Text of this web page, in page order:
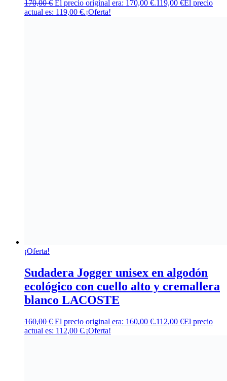
170,00€ El precio original era: 170,00 €.119,00 €El precio
actual es: 119,00 €.¡Oferta!
¡Oferta!
Sudadera Jogger unisex en algodón
ecológico con cuello alto y cremallera
blanco LACOSTE
160,00€ El precio original era: 160,00 €.112,00 €El precio
actual es: 112,00 €.¡Oferta!